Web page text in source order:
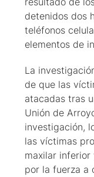
detenidos dos
teléfonos
elementos de
La
de que las
atacadas tras
Unión de
investigación,
las víctimas
maxilar inferior
por la fuerza a